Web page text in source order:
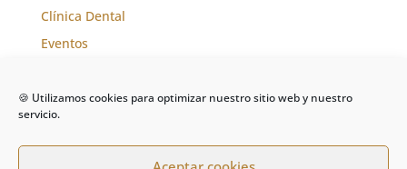
🍪 Utilizamos cookies para optimizar nuestro sitio web y nuestro
servicio.
Clínica Dental
Eventos
Noticias